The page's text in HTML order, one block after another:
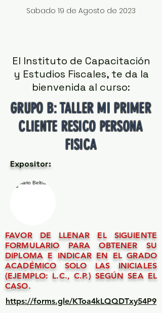
Sabado 19 de Agosto de 2023
El Instituto de Capacitación
y Estudios Fiscales, te da la
bienvenida al curso:
GRUPO B: TALLER MI PRIMER
CLIENTE RESICO PERSONA
FISICA
Expositor:
FAVOR DE LLENAR EL SIGUIENTE
FORMULARIO PARA OBTENER SU
DIPLOMA E INDICAR EN EL GRADO
ACADÉMICO SOLO LAS INICIALES
(EJEMPLO: L.C., C.P.) SEGÚN SEA EL
CASO.
https://forms.gle/KToa4kLQQDTxy54P9